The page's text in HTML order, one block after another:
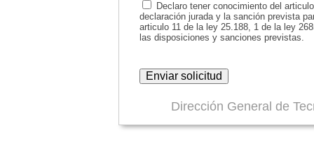
Declaro tener conocimiento del
declaración jurada y la sanción prevista
articulo 11 de la ley 25.188, 1 de la ley
las disposiciones y sanciones previstas.
Dirección General de